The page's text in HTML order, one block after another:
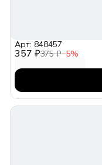
357 ₽375 ₽−5%
Арт: 848457